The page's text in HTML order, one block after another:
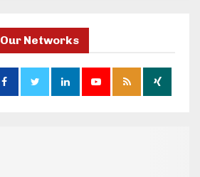
Our Networks